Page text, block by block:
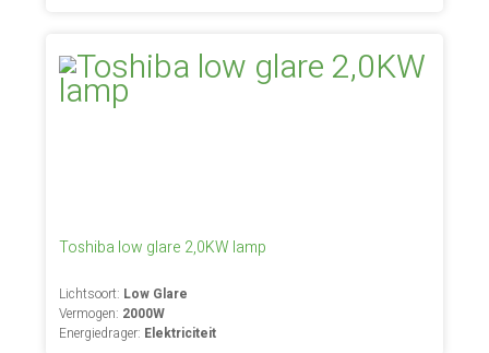
Toshiba low glare 2,0KW lamp
Lichtsoort: Low Glare
Vermogen: 2000W
Energiedrager: Elektriciteit